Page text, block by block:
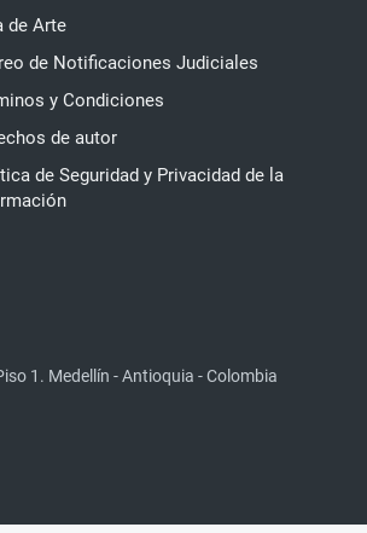
de Arte
de Notificaciones Judiciales
y Condiciones
de autor
de Seguridad y Privacidad de la
1. Medellín - Antioquia - Colombia